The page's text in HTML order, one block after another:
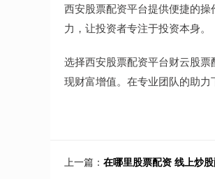
西安股票配资平台提供便捷的
力，让投资者专注于投资本身。
选择西安股票配资平台财云股
现财富增值。在专业团队的助力
上一篇： 在哪里股票配资 线上炒